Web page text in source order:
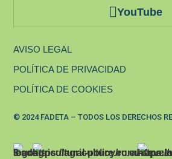
YouTube
© 2024 FADETA – TODOS LOS DERECHOS
AVISO LEGAL
POLÍTICA DE PRIVACIDAD
POLÍTICA DE COOKIES